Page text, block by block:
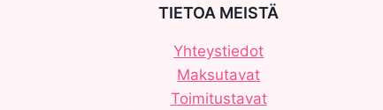
TIETOA MEISTÄ
Yhteystiedot
Maksutavat
Toimitustavat